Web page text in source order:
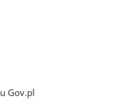
Gov.pl